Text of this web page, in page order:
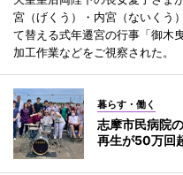
宮（げくう）・内宮（ないくう
て替える式年遷宮の行事「御木
加工作業などをご視察された。
暮らす・働く
志摩市民病院
再生が50万回